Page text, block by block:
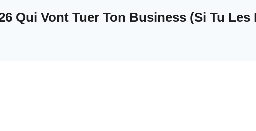
Qui Vont Tuer Ton Business (Si Tu Les